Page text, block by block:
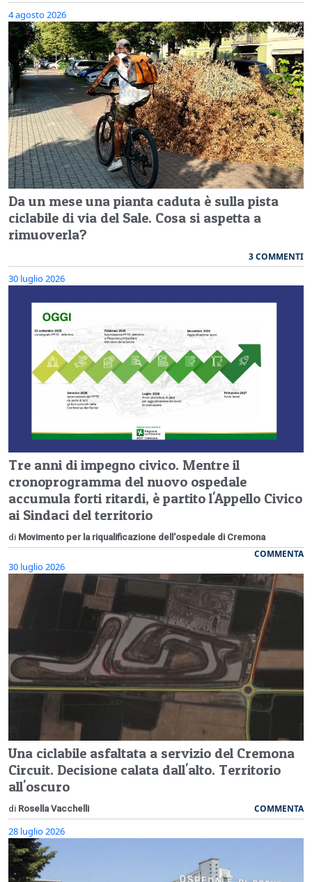
4 agosto 2026
Da un mese una pianta caduta è sulla pista
ciclabile di via del Sale. Cosa si aspetta a
rimuoverla?
3 COMMENTI
30 luglio 2026
Tre anni di impegno civico. Mentre il
cronoprogramma del nuovo ospedale
accumula forti ritardi, è partito l'Appello Civico
ai Sindaci del territorio
di Movimento per la riqualificazione dell'ospedale di Cremona
COMMENTA
30 luglio 2026
Una ciclabile asfaltata a servizio del Cremona
Circuit. Decisione calata dall'alto. Territorio
all'oscuro
di Rosella Vacchelli COMMENTA
28 luglio 2026